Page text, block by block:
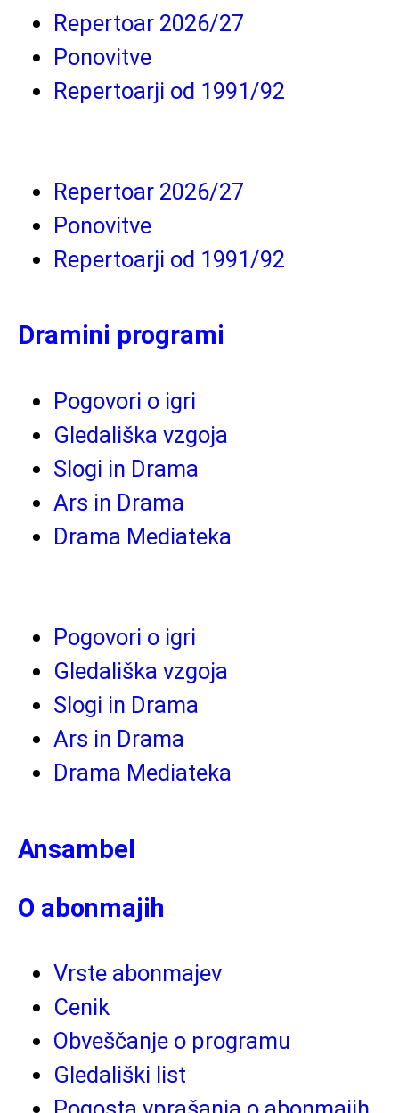
Repertoar 2026/27
Ponovitve
Repertoarji od 1991/92
Repertoar 2026/27
Ponovitve
Repertoarji od 1991/92
Dramini programi
Pogovori o igri
Gledališka vzgoja
Slogi in Drama
Ars in Drama
Drama Mediateka
Pogovori o igri
Gledališka vzgoja
Slogi in Drama
Ars in Drama
Drama Mediateka
Ansambel
O abonmajih
Vrste abonmajev
Cenik
Obveščanje o programu
Gledališki list